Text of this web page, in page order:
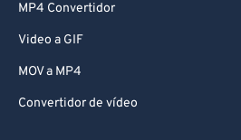
MP4 Convertidor
Video a GIF
MOV a MP4
Convertidor de vídeo